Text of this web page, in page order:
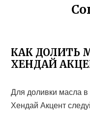
КАК ДОЛИТЬ
ХЕНДАЙ
Для доливки масла
Хендай Акцент